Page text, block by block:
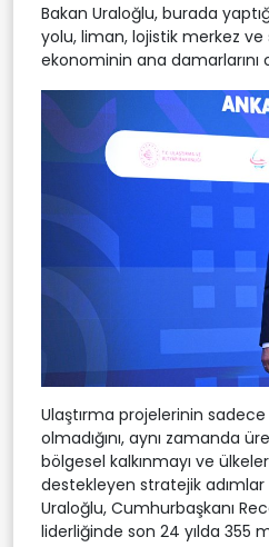
Bakan Uraloğlu, burada
yolu, liman, lojistik merkez ve
ekonominin ana
Ulaştırma projelerinin sadece
olmadığını, aynı zamanda
bölgesel kalkınmayı ve
destekleyen stratejik
Uraloğlu, Cumhurbaşkanı
liderliğinde son 24 yılda 355